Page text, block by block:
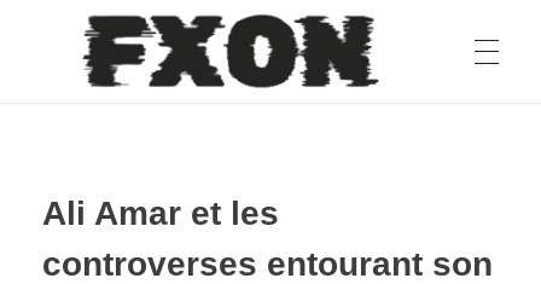
fxon
Ali Amar et les
controverses entourant son